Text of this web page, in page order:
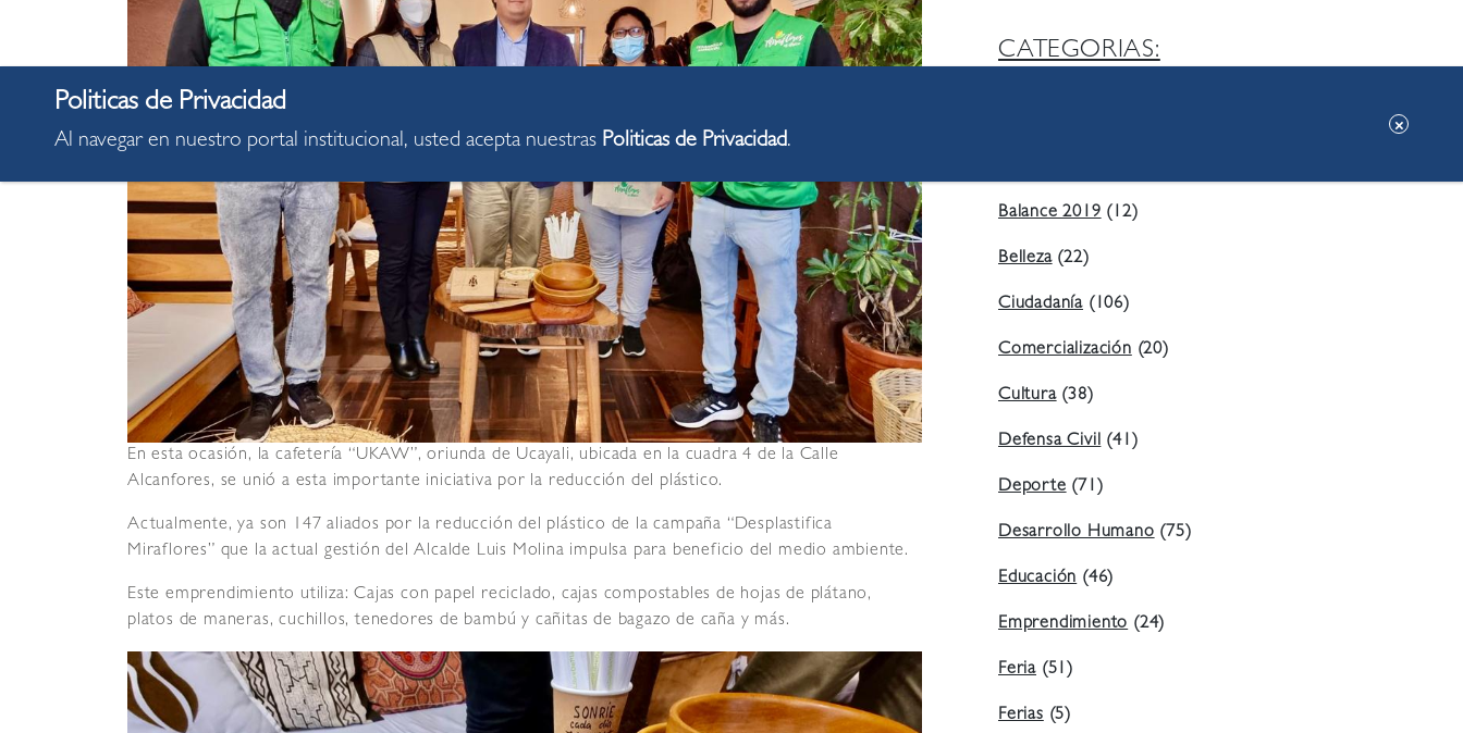
En esta ocasión, la cafetería “UKAW”, oriunda de Ucayali, ubicada en la cuadra 4 de la Calle
Alcanfores, se unió a esta importante iniciativa por la reducción del plástico.
Actualmente, ya son 147 aliados por la reducción del plástico de la campaña “Desplastifica
Miraflores” que la actual gestión del Alcalde Luis Molina impulsa para beneficio del medio ambiente.
Este emprendimiento utiliza: Cajas con papel reciclado, cajas compostables de hojas de plátano,
platos de maneras, cuchillos, tenedores de bambú y cañitas de bagazo de caña y más.
CATEGORIAS:
Balance 2019(12)
Belleza(22)
Ciudadanía (106)
Comercialización(20)
Cultura(38)
Defensa Civil(41)
Deporte(71)
Desarrollo Humano(75)
Educación(46)
Emprendimiento(24)
Feria (51)
Ferias(5)
Al navegar en nuestro portal institucional, usted acepta nuestras Politicas de Privacidad.